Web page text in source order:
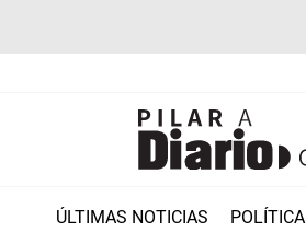
ÚLTIMAS NOTICIAS POLÍTICA